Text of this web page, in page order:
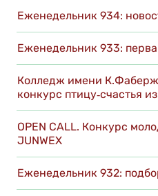
Еженедельник 934:
Еженедельник 933:
Колледж имени
конкурс птицу‑счастья
OPEN CALL. Конкурс
JUNWEX
Еженедельник 932: